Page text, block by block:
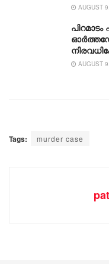
AUGUST
AUGUST
Tags: murder case